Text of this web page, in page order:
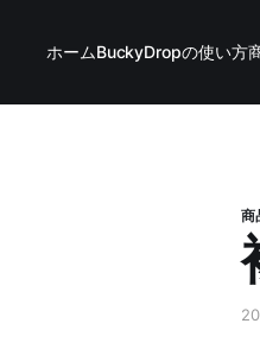
ホームBuckyDropの使い方
商